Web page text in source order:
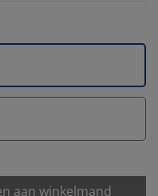
aan winkelmand